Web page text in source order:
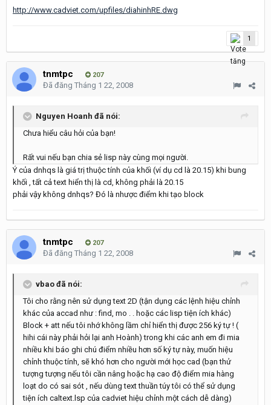
http://www.cadviet.com/upfiles/diahinhRE.dwg
1
tnmtpc 207
Đã đăng Tháng 1 22, 2008
Nguyen Hoanh đã nói:
Chưa hiểu câu hỏi của bạn!
Rất vui nếu bạn chia sẻ lisp này cùng mọi người.
Ý của dnhqs là giá trị thuộc tính của khối (ví dụ cd là 20.15) khi bung
khối , tất cả text hiển thị là cd, không phải là 20.15
phải vậy không dnhqs? Đó là nhược điểm khi tạo block
tnmtpc 207
Đã đăng Tháng 1 22, 2008
vbao đã nói:
Tôi cho rằng nên sử dụng text 2D (tận dụng các lệnh hiệu chỉnh
khác của accad như : find, mo . . hoặc các lisp tiện ích khác)
Block + att nếu tôi nhớ không lầm chỉ hiển thị được 256 ký tự ! (
hihi cái này phải hỏi lại anh Hoành) trong khi các anh em đi mia
nhiều khi báo ghi chú điểm nhiều hơn số ký tự này, muốn hiệu
chỉnh thuộc tính, sẽ khó hơn cho người mới học cad (bạn thử
tượng tượng nếu tôi cần nâng hoặc hạ cao độ điểm mia hàng
loạt do có sai sót , nếu dùng text thuần túy tôi có thể sử dụng
tiện ích caltext.lsp của cadviet hiệu chỉnh một cách dễ dàng)